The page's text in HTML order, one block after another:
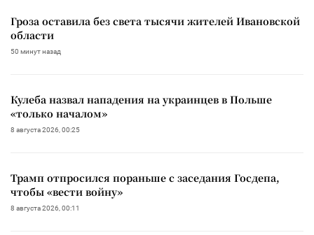
Гроза оставила без света тысячи жителей Ивановской
области
50 минут назад
Кулеба назвал нападения на украинцев в Польше
«только началом»
8 августа 2026, 00:25
Трамп отпросился пораньше с заседания Госдепа,
чтобы «вести войну»
8 августа 2026, 00:11